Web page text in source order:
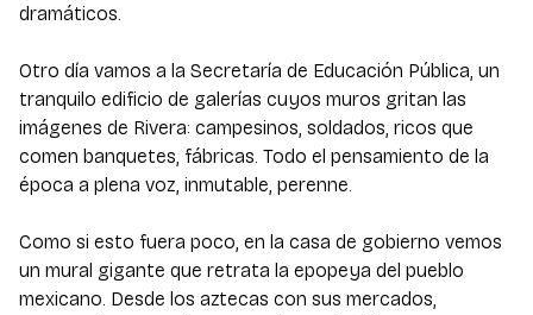
dramáticos.
Otro día vamos a la Secretaría de Educación Pública, un
tranquilo edificio de galerías cuyos muros gritan las
imágenes de Rivera: campesinos, soldados, ricos que
comen banquetes, fábricas. Todo el pensamiento de la
época a plena voz, inmutable, perenne.
Como si esto fuera poco, en la casa de gobierno vemos
un mural gigante que retrata la epopeya del pueblo
mexicano. Desde los aztecas con sus mercados,